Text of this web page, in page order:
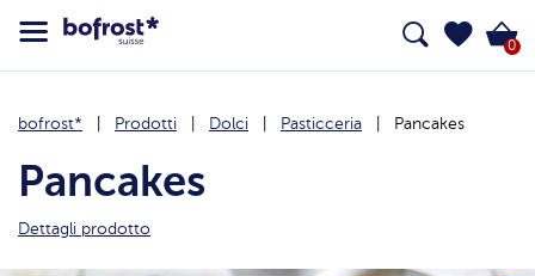
0
bofrost* Prodotti Dolci Pasticceria Pancakes
Pancakes
Dettagli prodotto